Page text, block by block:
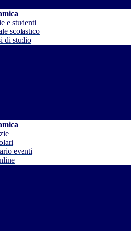
e studenti
scolastico
di studio
eventi